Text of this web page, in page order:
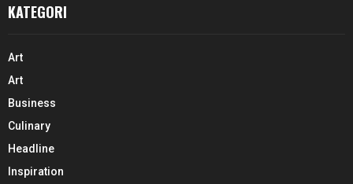
KATEGORI
Art
Art
Business
Culinary
Headline
Inspiration